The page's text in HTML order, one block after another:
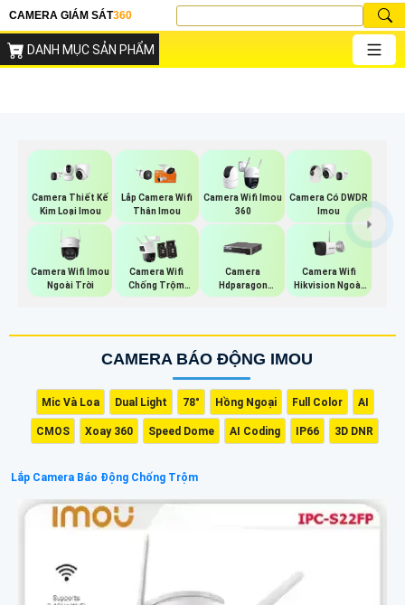
CAMERA GIÁM SÁT360
DANH MỤC SẢN PHẨM
Camera Thiết Kế
Kim Loại Imou
Lắp Camera Wifi
Thân Imou
Camera Wifi Imou
360
Camera Có DWDR
Imou
Camera Wifi Imou
Ngoài Trời
Camera Wifi
Chống Trộm
Imou
Camera
Hdparagon
Starlight
Camera Wifi
Hikvision Ngoài
Trời
CAMERA BÁO ĐỘNG IMOU
Mic Và Loa Dual Light 78° Hồng Ngoại Full Color AI
CMOS Xoay 360 Speed Dome AI Coding IP66 3D DNR
Lắp Camera Báo Động Chống Trộm